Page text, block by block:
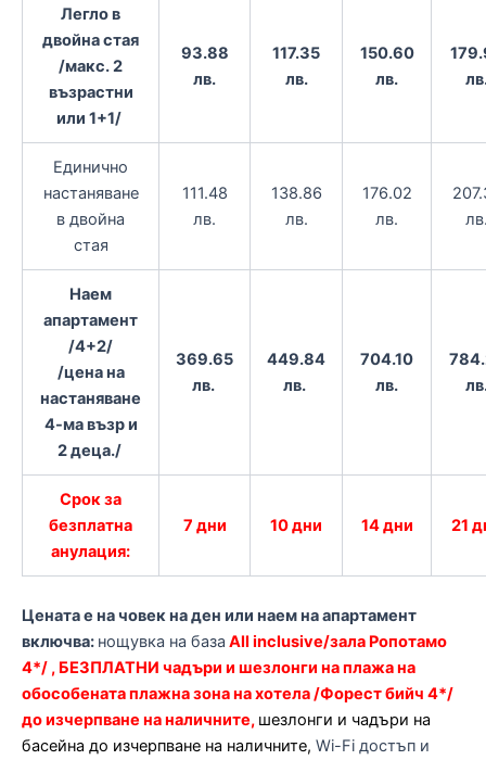
Легло в
двойна стая
/макс. 2
възрастни
или 1+1/
93.88
лв.
117.35
лв.
150.60
лв.
Единично
настаняване
в двойна
стая
111.48
лв.
138.86
лв.
176.02
лв.
Наем
апартамент
/4+2/
/цена на
настаняване
4-ма възр и
2 деца./
369.65
лв.
449.84
лв.
704.10
лв.
Срок за
безплатна
анулация:
7 дни 10 дни 14 дни 21
Цената е на човек на ден или наем на апартамент
включва: нощувка на база All inclusive/зала Ропотамо
4*/ , БЕЗПЛАТНИ чадъри и шезлонги на плажа на
обособената плажна зона на хотела /Форест бийч 4*/
до изчерпване на наличните, шезлонги и чадъри на
басейна до изчерпване на наличните, Wi-Fi достъп и